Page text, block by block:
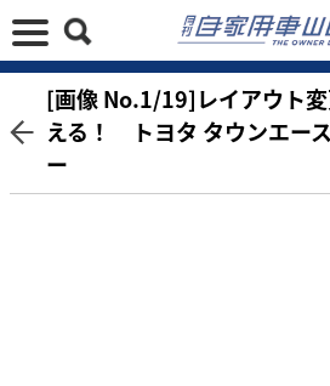
[画像 No.1/19]レイアウト
える！ トヨタ タウンエー
ー